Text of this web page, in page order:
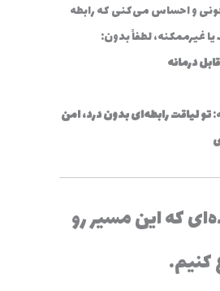
و احساس می‌کنی که رابطه
غیرممکنه، لطفاً بدون:
درمانه
تو لیاقت رابطه‌ای بدون درد، امن
که این مسیر رو